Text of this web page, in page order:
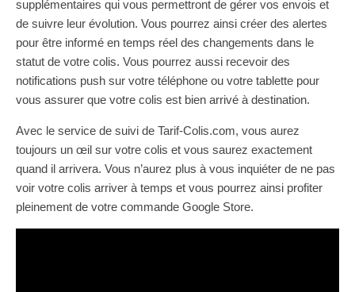
supplémentaires qui vous permettront de gérer vos envois et
de suivre leur évolution. Vous pourrez ainsi créer des alertes
pour être informé en temps réel des changements dans le
statut de votre colis. Vous pourrez aussi recevoir des
notifications push sur votre téléphone ou votre tablette pour
vous assurer que votre colis est bien arrivé à destination.
Avec le service de suivi de Tarif-Colis.com, vous aurez
toujours un œil sur votre colis et vous saurez exactement
quand il arrivera. Vous n’aurez plus à vous inquiéter de ne pas
voir votre colis arriver à temps et vous pourrez ainsi profiter
pleinement de votre commande Google Store.